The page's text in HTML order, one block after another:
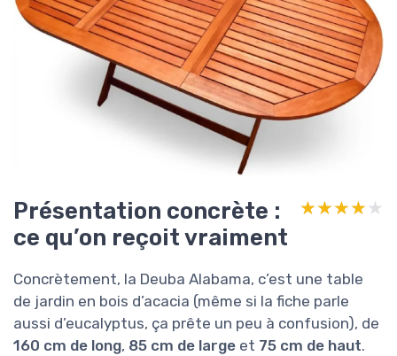
Présentation concrète :
ce qu’on reçoit vraiment
★★★★★
★★★★★
Concrètement, la Deuba Alabama, c’est une table
de jardin en bois d’acacia (même si la fiche parle
aussi d’eucalyptus, ça prête un peu à confusion), de
160 cm de long, 85 cm de large et 75 cm de haut.